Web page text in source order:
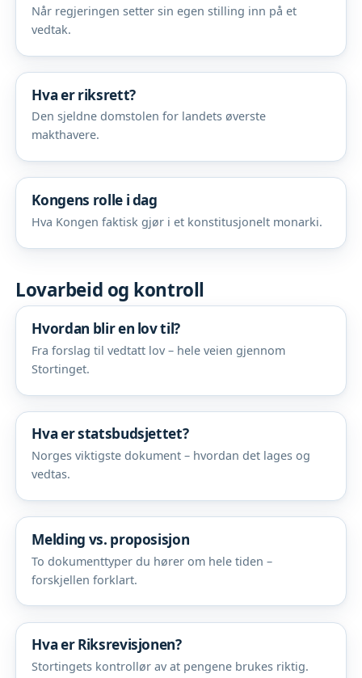
Når regjeringen setter sin egen stilling inn på et
vedtak.
Hva er riksrett?
Den sjeldne domstolen for landets øverste
makthavere.
Kongens rolle i dag
Hva Kongen faktisk gjør i et konstitusjonelt monarki.
Lovarbeid og kontroll
Hvordan blir en lov til?
Fra forslag til vedtatt lov – hele veien gjennom
Stortinget.
Hva er statsbudsjettet?
Norges viktigste dokument – hvordan det lages og
vedtas.
Melding vs. proposisjon
To dokumenttyper du hører om hele tiden –
forskjellen forklart.
Hva er Riksrevisjonen?
Stortingets kontrollør av at pengene brukes riktig.